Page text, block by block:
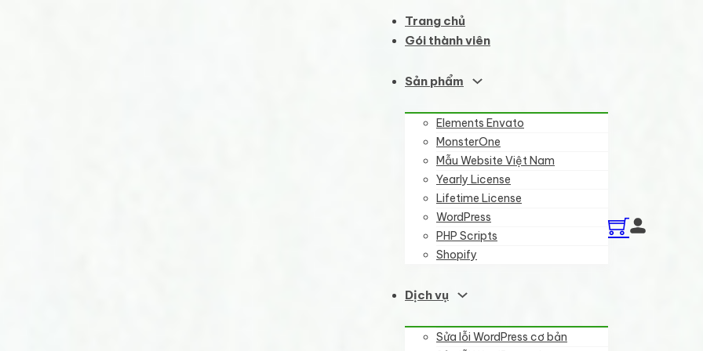
Trang chủ
Gói thành viên
Sản phẩm
Elements Envato
MonsterOne
Mẫu Website Việt Nam
Yearly License
Lifetime License
WordPress
PHP Scripts
Shopify
Dịch vụ
Sửa lỗi WordPress cơ bản